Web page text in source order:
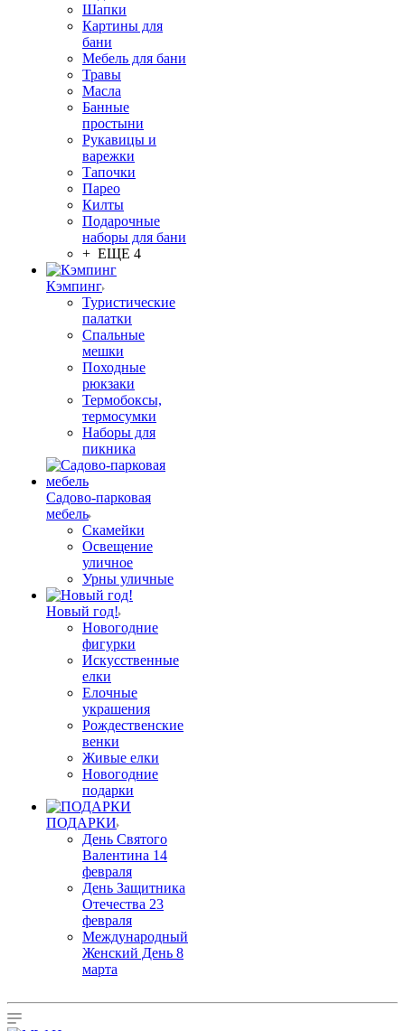
Шапки
Картины для
бани
Мебель для бани
Травы
Масла
Банные
простыни
Рукавицы и
варежки
Тапочки
Парео
Килты
Подарочные
наборы для бани
+ ЕЩЕ 4
Кэмпинг
Туристические
палатки
Спальные
мешки
Походные
рюкзаки
Термобоксы,
термосумки
Наборы для
пикника
Садово-парковая
мебель
Скамейки
Освещение
уличное
Урны уличные
Новый год!
Новогодние
фигурки
Искусственные
елки
Елочные
украшения
Рождественские
венки
Живые елки
Новогодние
подарки
ПОДАРКИ
День Святого
Валентина 14
февраля
День Защитника
Отечества 23
февраля
Международный
Женский День 8
марта